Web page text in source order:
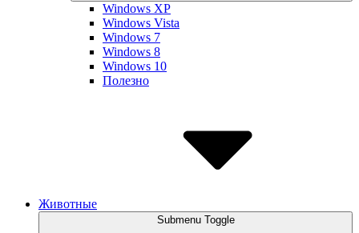
Windows XP
Windows Vista
Windows 7
Windows 8
Windows 10
Полезно
Животные
Submenu Toggle